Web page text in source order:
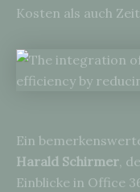
Kosten als auch
Ein
Harald Schirmer,
Einblicke in Office